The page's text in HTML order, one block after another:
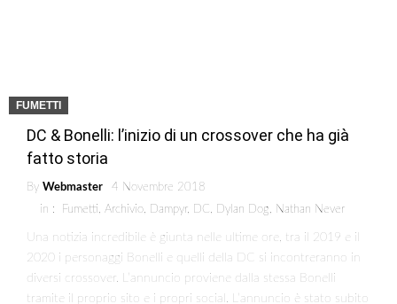
FUMETTI
DC & Bonelli: l’inizio di un crossover che ha già
fatto storia
By Webmaster
4 Novembre 2018
in :
Fumetti, Archivio, Dampyr, DC, Dylan Dog, Nathan Never
Una notizia incredibile è giunta nelle ultime ore, tra il 2019 e il
2020 i personaggi Bonelli e quelli della DC si incontreranno in
diversi crossover. L’annuncio proviene dalla stessa Bonelli
tramite il proprio sito e i propri social. L’annuncio è stato subito